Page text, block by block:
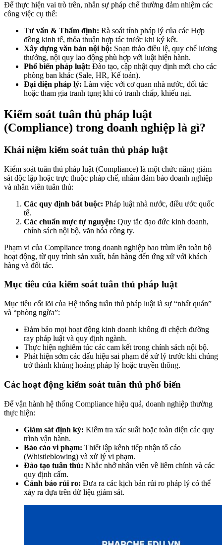
Để thực hiện vai trò trên, nhân sự pháp chế thường đảm nhiệm các
công việc cụ thể:
Tư vấn & Thẩm định: Rà soát tính pháp lý của các Hợp
đồng kinh tế, thỏa thuận hợp tác trước khi ký kết.
Xây dựng văn bản nội bộ: Soạn thảo điều lệ, quy chế lương
thưởng, nội quy lao động phù hợp với luật hiện hành.
Phổ biến pháp luật: Đào tạo, cập nhật quy định mới cho các
phòng ban khác (Sale, HR, Kế toán).
Đại diện pháp lý: Làm việc với cơ quan nhà nước, đối tác
hoặc tham gia tranh tụng khi có tranh chấp, khiếu nại.
Kiểm soát tuân thủ pháp luật
(Compliance) trong doanh nghiệp là gì?
Khái niệm kiểm soát tuân thủ pháp luật
Kiểm soát tuân thủ pháp luật (Compliance) là một chức năng giám
sát độc lập hoặc trực thuộc pháp chế, nhằm đảm bảo doanh nghiệp
và nhân viên tuân thủ:
Các quy định bắt buộc: Pháp luật nhà nước, điều ước quốc
tế.
Các chuẩn mực tự nguyện: Quy tắc đạo đức kinh doanh,
chính sách nội bộ, văn hóa công ty.
Phạm vi của Compliance trong doanh nghiệp bao trùm lên toàn bộ
hoạt động, từ quy trình sản xuất, bán hàng đến ứng xử với khách
hàng và đối tác.
Mục tiêu của kiểm soát tuân thủ pháp luật
Mục tiêu cốt lõi của Hệ thống tuân thủ pháp luật là sự “nhất quán”
và “phòng ngừa”:
Đảm bảo mọi hoạt động kinh doanh không đi chệch đường
ray pháp luật và quy định ngành.
Thực hiện nghiêm túc các cam kết trong chính sách nội bộ.
Phát hiện sớm các dấu hiệu sai phạm để xử lý trước khi chúng
trở thành khủng hoảng pháp lý hoặc truyền thông.
Các hoạt động kiểm soát tuân thủ phổ biến
Để vận hành hệ thống Compliance hiệu quả, doanh nghiệp thường
thực hiện:
Giám sát định kỳ: Kiểm tra xác suất hoặc toàn diện các quy
trình vận hành.
Báo cáo vi phạm: Thiết lập kênh tiếp nhận tố cáo
(Whistleblowing) và xử lý vi phạm.
Đào tạo tuân thủ: Nhắc nhở nhân viên về liêm chính và các
quy định cấm.
Cảnh báo rủi ro: Đưa ra các kịch bản rủi ro pháp lý có thể
xảy ra dựa trên dữ liệu giám sát.